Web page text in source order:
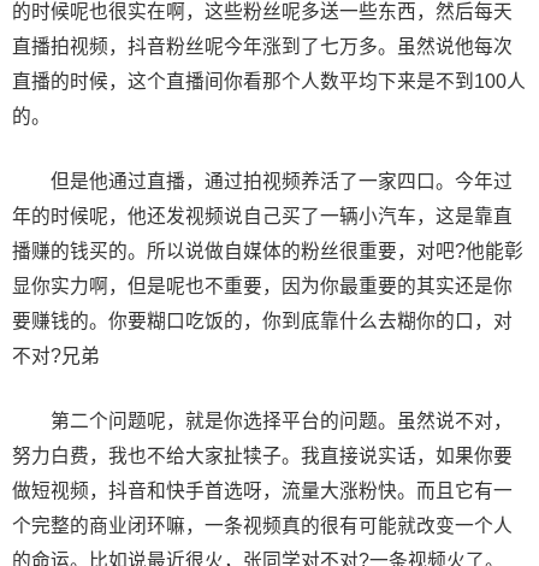
的时候呢也很实在啊，这些粉丝呢多送一些东西，然后每天
直播拍视频，抖音粉丝呢今年涨到了七万多。虽然说他每次
直播的时候，这个直播间你看那个人数平均下来是不到100人
的。
但是他通过直播，通过拍视频养活了一家四口。今年过
年的时候呢，他还发视频说自己买了一辆小汽车，这是靠直
播赚的钱买的。所以说做自媒体的粉丝很重要，对吧?他能彰
显你实力啊，但是呢也不重要，因为你最重要的其实还是你
要赚钱的。你要糊口吃饭的，你到底靠什么去糊你的口，对
不对?兄弟
第二个问题呢，就是你选择平台的问题。虽然说不对，
努力白费，我也不给大家扯犊子。我直接说实话，如果你要
做短视频，抖音和快手首选呀，流量大涨粉快。而且它有一
个完整的商业闭环嘛，一条视频真的很有可能就改变一个人
的命运。比如说最近很火，张同学对不对?一条视频火了。